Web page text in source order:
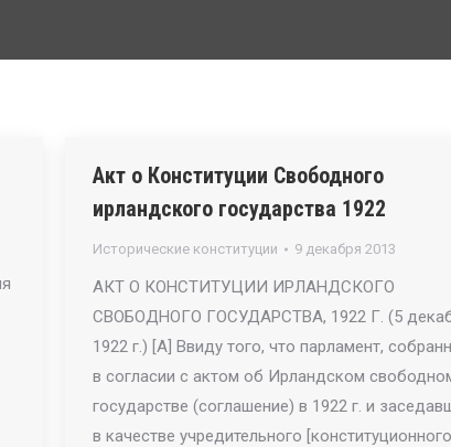
Акт о Конституции Свободного
ирландского государства 1922
Исторические конституции 9 декабря 2013
АКТ О КОНСТИТУЦИИ ИРЛАНДСКОГО
СВОБОДНОГО ГОСУДАРСТВА, 1922 Г. (5
1922 г.) [А] Ввиду того, что парламент,
в согласии с актом об Ирландском
государстве (соглашение) в 1922 г. и
в качестве учредительного